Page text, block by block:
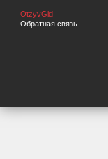
OtzyvGid
Обратная связь